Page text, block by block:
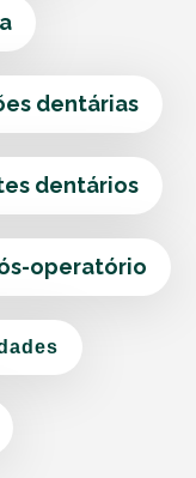
dentárias
dentários
operatório